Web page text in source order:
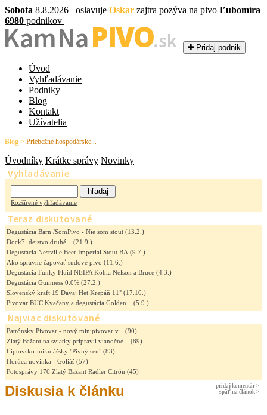
Sobota 8.8.2026 oslavuje Oskar zajtra pozýva na pivo Ľubomíra
6980 podnikov
Kam NaPIVO.sk Pridaj podnik
Úvod
Vyhľadávanie
Podniky
Blog
Kontakt
Užívatelia
Blog > Priebežné hospodárske...
Úvodníky Krátke správy Novinky
Vyhľadávanie
Rozšírené výhľadávanie
Teraz diskutované
Degustácia Barn /SomPivo - Nie som stout (13.2.)
Dock7, dejstvo druhé...
(21.9.)
Degustácia Nestville Beer Imperial Stout BA (9.7.)
Ako správne čapovať sudové pivo (11.6.)
Degustácia Funky Fluid NEIPA Kohia Nelson a Bruce (4.3.)
Degustácia Guinness 0.0% (27.2.)
Slovenský kraft 19 Davaj Het Krepáň 11° (17.10.)
Pivovar BUC Kvačany a degustácia Golden...
(5.9.)
Najviac diskutované
Patrónsky Pivovar - nový minipivovar v...
(90)
Zlatý Bažant na sviatky pripravil vianočné...
(89)
Liptovsko-mikulášsky "Pivný sen" (83)
Horúca novinka - Goliáš (57)
Fotosprávy 176 Zlatý Bažant Radler Citrón (45)
pridaj komentár >
späť na článok >
Diskusia k článku